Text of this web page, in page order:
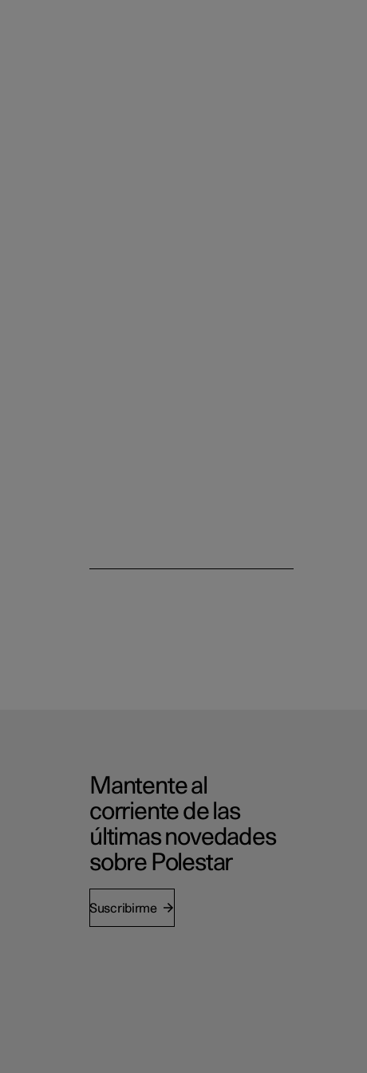
Mantente al
corriente de las
últimas novedades
sobre Polestar
Suscribirme